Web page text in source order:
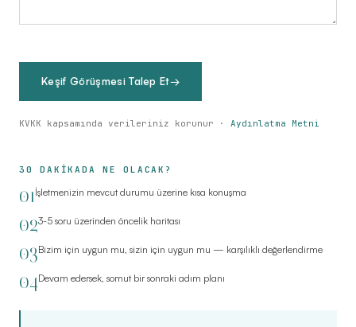
Keşif Görüşmesi Talep Et→
KVKK kapsamında verileriniz korunur · Aydınlatma Metni
30 DAKİKADA NE OLACAK?
01 İşletmenizin mevcut durumu üzerine kısa konuşma
023-5 soru üzerinden öncelik haritası
03Bizim için uygun mu, sizin için uygun mu — karşılıklı değerlendirme
04Devam edersek, somut bir sonraki adım planı